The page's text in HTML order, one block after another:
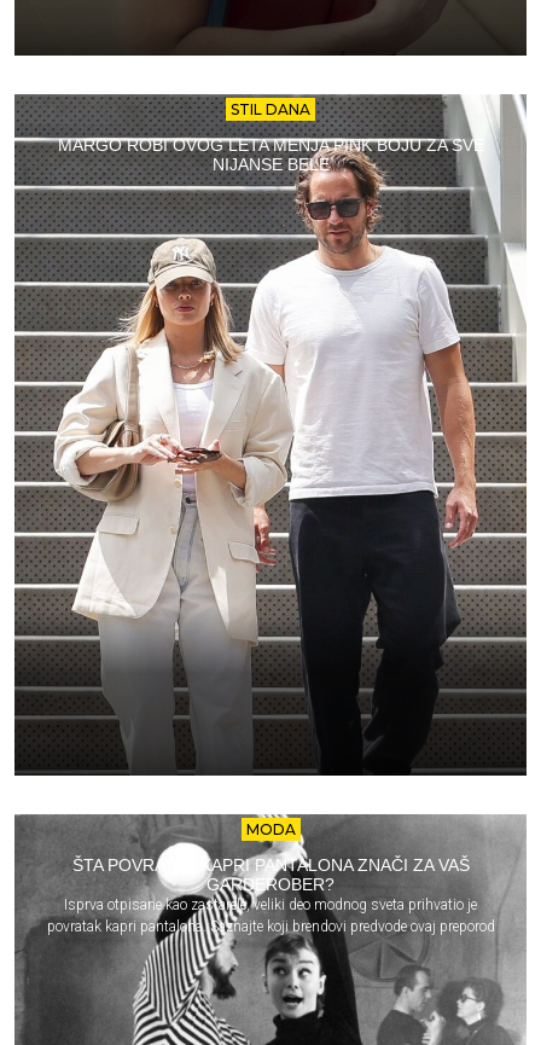
STIL DANA
MARGO ROBI OVOG LETA MENJA PINK BOJU ZA SVE
NIJANSE BELE
MODA
ŠTA POVRATAK KAPRI PANTALONA ZNAČI ZA VAŠ
GARDEROBER?
Isprva otpisane kao zastarele, veliki deo modnog sveta prihvatio je
povratak kapri pantalona. Saznajte koji brendovi predvode ovaj preporod